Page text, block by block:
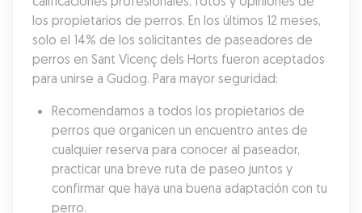
los propietarios de perros. En los últimos 12 meses,
solo el 14% de los solicitantes de paseadores de
perros en Sant Vicenç dels Horts fueron aceptados
para unirse a Gudog. Para mayor seguridad:
Recomendamos a todos los propietarios de
perros que organicen un encuentro antes de
cualquier reserva para conocer al paseador,
practicar una breve ruta de paseo juntos y
confirmar que haya una buena adaptación con tu
perro.